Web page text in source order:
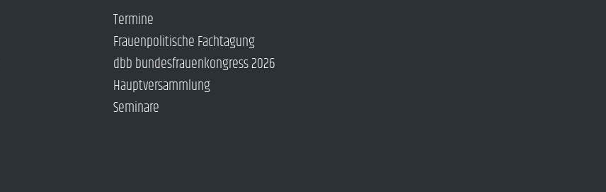
Termine
Frauenpolitische Fachtagung
dbb bundesfrauenkongress 2026
Hauptversammlung
Seminare